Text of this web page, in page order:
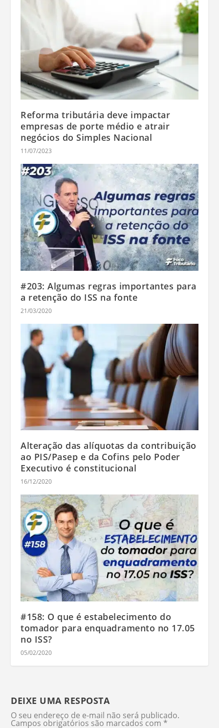
Reforma tributária deve impactar
empresas de porte médio e atrair
negócios do Simples Nacional
11/07/2023
#203: Algumas regras importantes para
a retenção do ISS na fonte
21/03/2020
Alteração das alíquotas da contribuição
ao PIS/Pasep e da Cofins pelo Poder
Executivo é constitucional
16/12/2020
#158: O que é estabelecimento do
tomador para enquadramento no 17.05
no ISS?
05/02/2020
DEIXE UMA RESPOSTA
O seu endereço de e-mail não será publicado.
Campos obrigatórios são marcados com *